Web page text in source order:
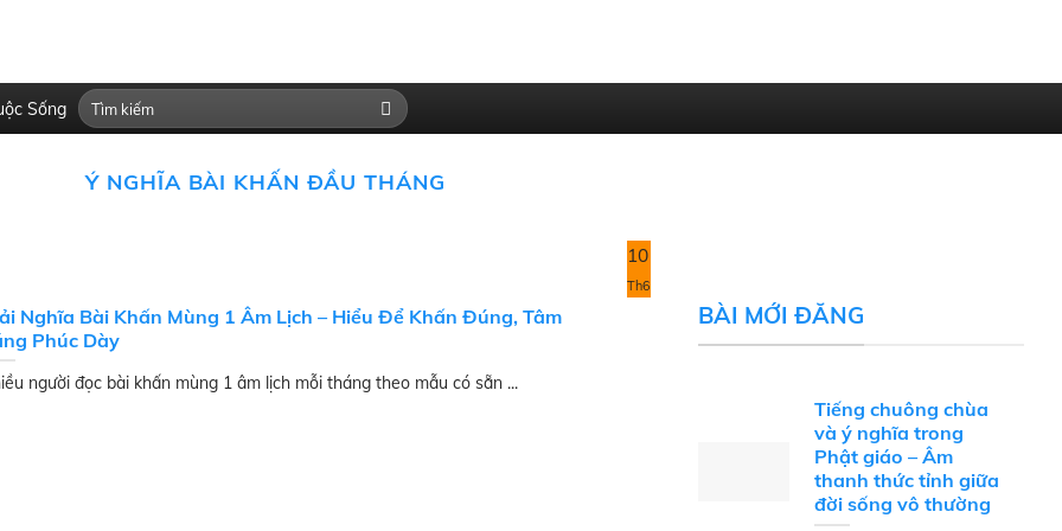
Sống
Ý NGHĨA BÀI KHẤN ĐẦU THÁNG
Nghĩa Bài Khấn Mùng 1 Âm Lịch – Hiểu Để Khấn Đúng, Tâm
Phúc Dày
người đọc bài khấn mùng 1 âm lịch mỗi tháng theo mẫu có sẵn ...
10
Th6
BÀI MỚI ĐĂNG
Tiếng chuông chùa
và ý nghĩa trong
Phật giáo – Âm
thanh thức tỉnh giữa
đời sống vô thường